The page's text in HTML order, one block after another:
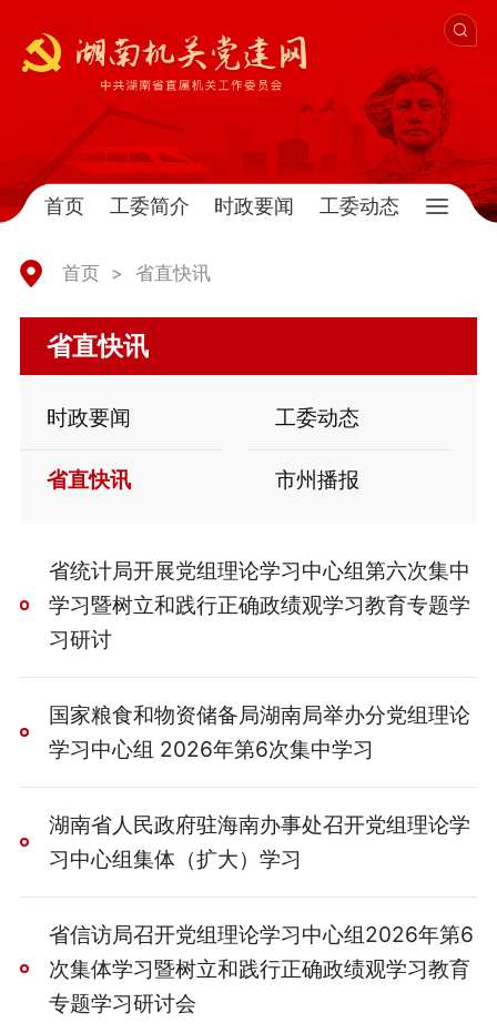
首页 工委简介 时政要闻 工委动态
首页 > 省直快讯
省直快讯
时政要闻 工委动态
省直快讯 市州播报
省统计局开展党组理论学习中心组第六次集中
学习暨树立和践行正确政绩观学习教育专题学
习研讨
国家粮食和物资储备局湖南局举办分党组理论
学习中心组 2026年第6次集中学习
湖南省人民政府驻海南办事处召开党组理论学
习中心组集体（扩大）学习
省信访局召开党组理论学习中心组2026年第6
次集体学习暨树立和践行正确政绩观学习教育
专题学习研讨会